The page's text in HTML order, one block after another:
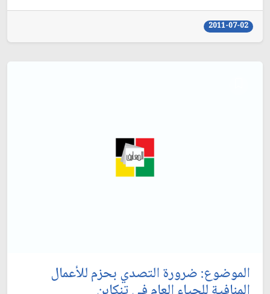
2011-07-02
الموضوع: ضرورة التصدي بحزم للأعمال